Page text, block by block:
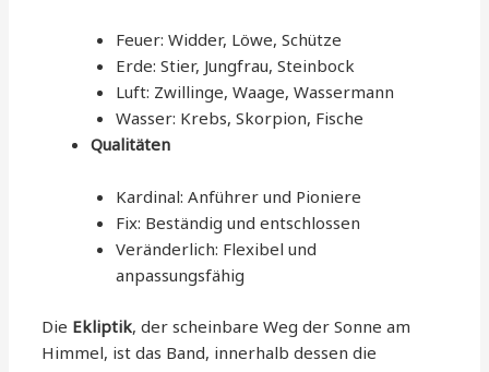
Feuer: Widder, Löwe, Schütze
Erde: Stier, Jungfrau, Steinbock
Luft: Zwillinge, Waage, Wassermann
Wasser: Krebs, Skorpion, Fische
Qualitäten
Kardinal: Anführer und Pioniere
Fix: Beständig und entschlossen
Veränderlich: Flexibel und
anpassungsfähig
Die Ekliptik, der scheinbare Weg der Sonne am
Himmel, ist das Band, innerhalb dessen die